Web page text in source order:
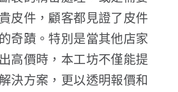
皮件，顧客都見證了皮件
奇蹟。特別是當其他店家
高價時，本工坊不僅能提
決方案，更以透明報價和